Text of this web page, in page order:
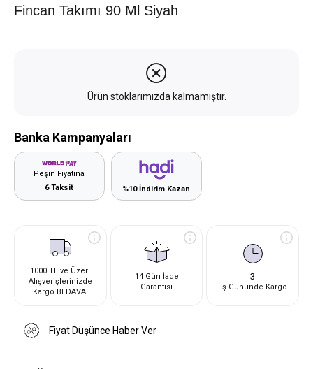
Fincan Takımı 90 Ml Siyah
Ürün stoklarımızda kalmamıştır.
Banka Kampanyaları
Peşin Fiyatına
6 Taksit
%10 İndirim Kazan
1000 TL ve Üzeri
Alışverişlerinizde
Kargo BEDAVA!
14 Gün İade
Garantisi
3
İş Gününde Kargo
Fiyat Düşünce Haber Ver